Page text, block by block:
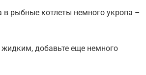
рыбные котлеты немного укропа –
добавьте еще немного